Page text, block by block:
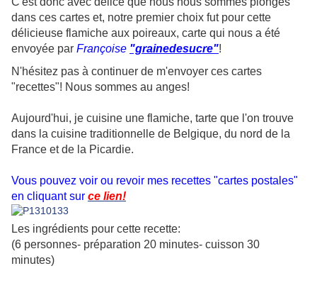
dans ces cartes et, notre premier choix fut pour cette
délicieuse flamiche aux poireaux, carte qui nous a été
envoyée par Françoise "grainedesucre"!
N'hésitez pas à continuer de m'envoyer ces cartes
"recettes"! Nous sommes au anges!
Aujourd'hui, je cuisine une flamiche, tarte que l'on trouve
dans la cuisine traditionnelle de Belgique, du nord de la
France et de la Picardie.
Vous pouvez voir ou revoir mes recettes "cartes postales"
en cliquant sur ce lien!
Les ingrédients pour cette recette:
(6 personnes- préparation 20 minutes- cuisson 30
minutes)